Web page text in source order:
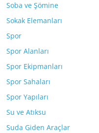
Soba ve Şömine
Sokak Elemanları
Spor
Spor Alanları
Spor Ekipmanları
Spor Sahaları
Spor Yapıları
Su ve Atıksu
Suda Giden Araçlar